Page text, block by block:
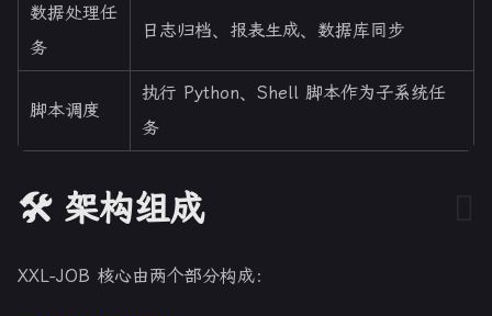
数据处理任
务
日志归档、报表生成、数据库同步
脚本调度
执行 Python、Shell 脚本作为子系统任
务
🛠️ 架构组成
XXL-JOB 核心由两个部分构成：